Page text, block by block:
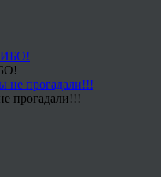
прогадали!!!